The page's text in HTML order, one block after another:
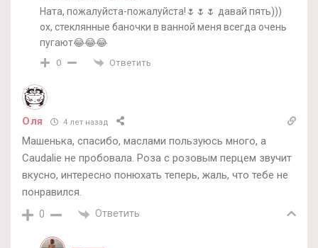
Ната, пожалуйста-пожалуйста!🌷🌷🌷 давай пять)))
ох, стеклянные баночки в ванной меня всегда очень
пугают😂😂😂
0 Ответить
Оля 4 лет назад
Машенька, спасибо, маслами пользуюсь много, а
Caudalie не пробовала. Роза с розовым перцем звучит
вкусно, интересно понюхать теперь, жаль, что тебе не
понравился.
0 Ответить